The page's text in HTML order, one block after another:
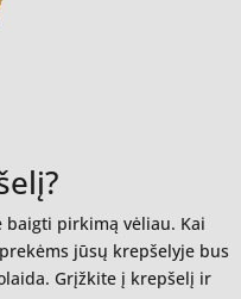
baigti pirkimą vėliau. Kai
jūsų krepšelyje bus
Grįžkite į krepšelį ir